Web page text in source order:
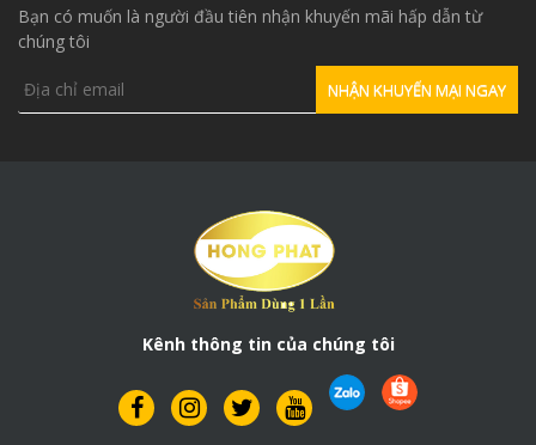
Bạn có muốn là người đầu tiên nhận khuyến mãi hấp dẫn từ
chúng tôi
Kênh thông tin của chúng tôi